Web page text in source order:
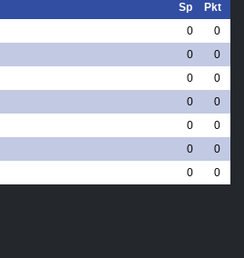
Sp
Pkt
0
0
0
0
0
0
0
0
0
0
0
0
0 0